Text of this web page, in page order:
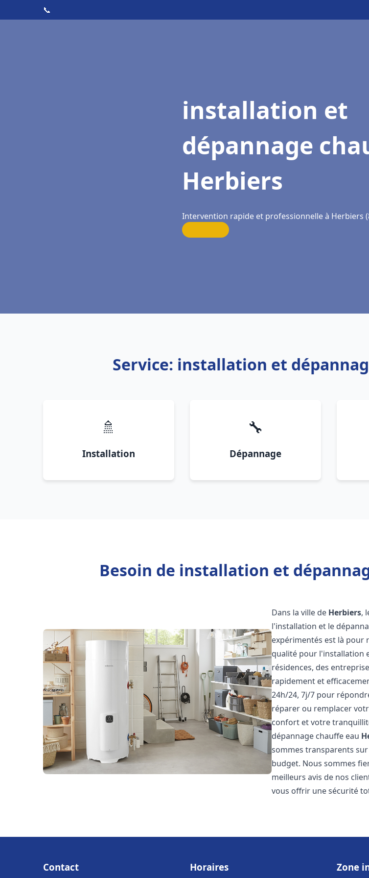
📞
installation et
dépannage
Herbiers
Intervention rapide et professionnelle à Herbiers
Service: installation et
🚿
Installation
🔧
Dépannage
Besoin de installation et
Dans la ville de Herbiers,
l'installation et le
expérimentés est là pour
qualité pour l'installation
résidences, des
rapidement et
24h/24, 7j/7 pour
réparer ou remplacer
confort et votre
dépannage chauffe eau
sommes transparents
budget. Nous sommes
meilleurs avis de nos
vous offrir une sécurité
Contact Horaires Zone